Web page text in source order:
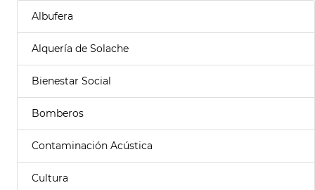
Albufera
Alquería de Solache
Bienestar Social
Bomberos
Contaminación Acústica
Cultura